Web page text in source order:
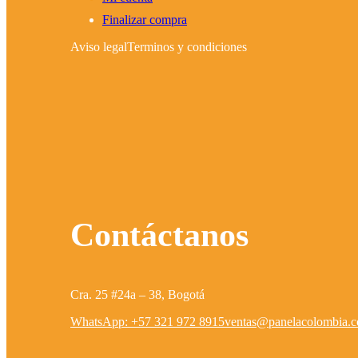
Finalizar compra
Aviso legalTerminos y condiciones
Contáctanos
Cra. 25 #24a – 38, Bogotá
WhatsApp: +57 321 972 8915